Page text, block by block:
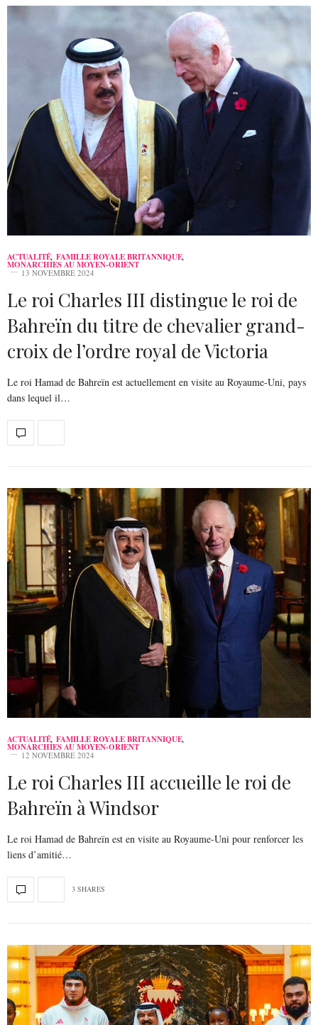
ACTUALITÉ, FAMILLE ROYALE BRITANNIQUE,
MONARCHIES AU MOYEN-ORIENT
13 NOVEMBRE 2024
Le roi Charles III distingue le roi de
Bahreïn du titre de chevalier grand-
croix de l’ordre royal de Victoria
Le roi Hamad de Bahreïn est actuellement en visite au Royaume-Uni, pays
dans lequel il…
ACTUALITÉ, FAMILLE ROYALE BRITANNIQUE,
MONARCHIES AU MOYEN-ORIENT
12 NOVEMBRE 2024
Le roi Charles III accueille le roi de
Bahreïn à Windsor
Le roi Hamad de Bahreïn est en visite au Royaume-Uni pour renforcer les
liens d’amitié…
3 SHARES